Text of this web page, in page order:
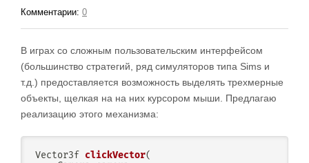
Комментарии: 0
В играх со сложным пользовательским интерфейсом
(большинство стратегий, ряд симуляторов типа Sims и
т.д.) предоставляется возможность выделять трехмерные
объекты, щелкая на на них курсором мыши. Предлагаю
реализацию этого механизма:
Vector3f clickVector(